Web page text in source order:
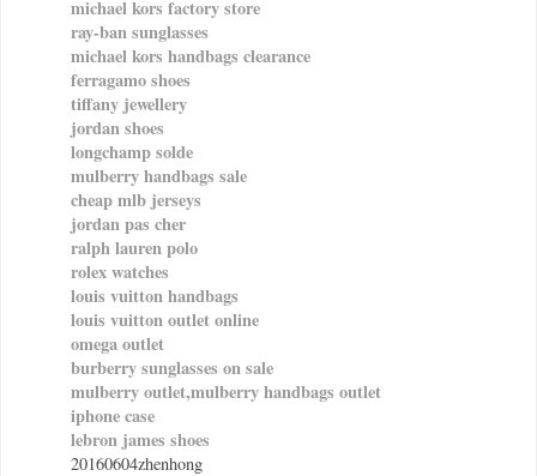
michael kors factory store
ray-ban sunglasses
michael kors handbags clearance
ferragamo shoes
tiffany jewellery
jordan shoes
longchamp solde
mulberry handbags sale
cheap mlb jerseys
jordan pas cher
ralph lauren polo
rolex watches
louis vuitton handbags
louis vuitton outlet online
omega outlet
burberry sunglasses on sale
mulberry outlet,mulberry handbags outlet
iphone case
lebron james shoes
20160604zhenhong